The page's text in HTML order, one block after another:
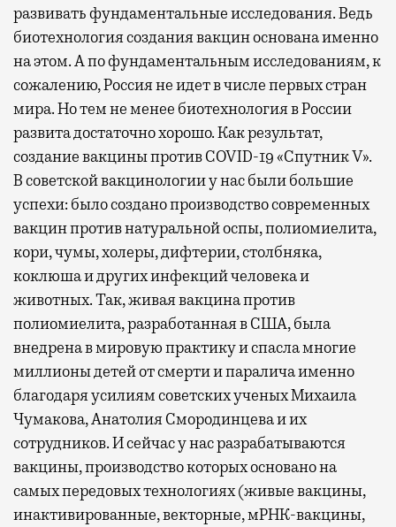
развивать фундаментальные исследования. Ведь
биотехнология создания вакцин основана именно
на этом. А по фундаментальным исследованиям, к
сожалению, Россия не идет в числе первых стран
мира. Но тем не менее биотехнология в России
развита достаточно хорошо. Как результат,
создание вакцины против COVID-19 «Спутник V».
В советской вакцинологии у нас были большие
успехи: было создано производство современных
вакцин против натуральной оспы, полиомиелита,
кори, чумы, холеры, дифтерии, столбняка,
коклюша и других инфекций человека и
животных. Так, живая вакцина против
полиомиелита, разработанная в США, была
внедрена в мировую практику и спасла многие
миллионы детей от смерти и паралича именно
благодаря усилиям советских ученых Михаила
Чумакова, Анатолия Смородинцева и их
сотрудников. И сейчас у нас разрабатываются
вакцины, производство которых основано на
самых передовых технологиях (живые вакцины,
инактивированные, векторные, мРНК-вакцины,